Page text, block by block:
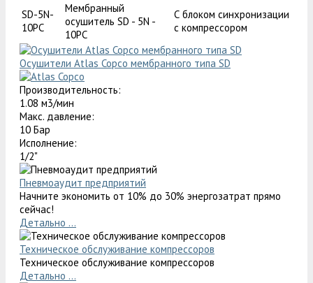
SD-5N-
10PC
Мембранный
осушитель SD - 5N -
10PC
С блоком синхронизации
с компрессором
Осушители Atlas Copco мембранного типа SD
Производительность:
1.08 м3/мин
Макс. давление:
10 Бар
Исполнение:
1/2"
Пневмоаудит предприятий
Начните экономить от 10% до 30% энергозатрат прямо
сейчас!
Детально ...
Техническое обслуживание компрессоров
Техническое обслуживание компрессоров
Детально ...